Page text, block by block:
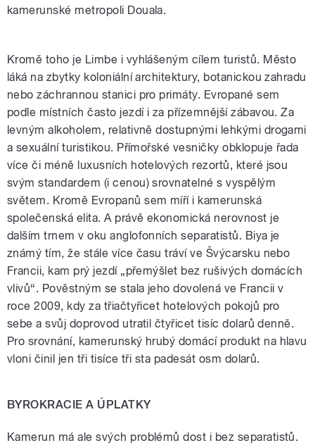
kamerunské metropoli Douala.
Kromě toho je Limbe i vyhlášeným cílem turistů. Město
láká na zbytky koloniální architektury, botanickou zahradu
nebo záchrannou stanici pro primáty. Evropané sem
podle místních často jezdí i za přízemnější zábavou. Za
levným alkoholem, relativně dostupnými lehkými drogami
a sexuální turistikou. Přímořské vesničky obklopuje řada
více či méně luxusních hotelových rezortů, které jsou
svým standardem (i cenou) srovnatelné s vyspělým
světem. Kromě Evropanů sem míří i kamerunská
společenská elita. A právě ekonomická nerovnost je
dalším trnem v oku anglofonních separatistů. Biya je
známý tím, že stále více času tráví ve Švýcarsku nebo
Francii, kam prý jezdí „přemýšlet bez rušivých domácích
vlivů“. Pověstným se stala jeho dovolená ve Francii v
roce 2009, kdy za třiačtyřicet hotelových pokojů pro
sebe a svůj doprovod utratil čtyřicet tisíc dolarů denně.
Pro srovnání, kamerunský hrubý domácí produkt na hlavu
vloni činil jen tři tisíce tři sta padesát osm dolarů.
BYROKRACIE A ÚPLATKY
Kamerun má ale svých problémů dost i bez separatistů.